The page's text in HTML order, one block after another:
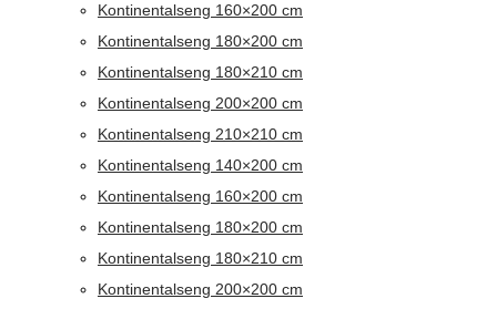
Kontinentalseng 160×200 cm
Kontinentalseng 180×200 cm
Kontinentalseng 180×210 cm
Kontinentalseng 200×200 cm
Kontinentalseng 210×210 cm
Kontinentalseng 140×200 cm
Kontinentalseng 160×200 cm
Kontinentalseng 180×200 cm
Kontinentalseng 180×210 cm
Kontinentalseng 200×200 cm